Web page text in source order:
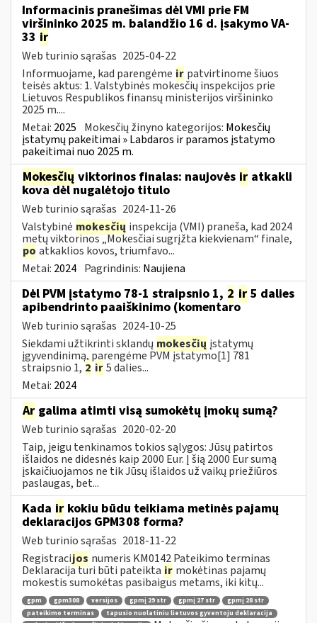
Informacinis pranešimas dėl VMI prie FM
viršininko 2025 m. balandžio 16 d. įsakymo VA-
33 ir
Web turinio sąrašas 2025-04-22
Informuojame, kad parengėme ir patvirtinome šiuos
teisės aktus: 1. Valstybinės mokesčių inspekcijos prie
Lietuvos Respublikos finansų ministerijos viršininko
2025 m....
Metai: 2025 Mokesčių žinyno kategorijos: Mokesčių
įstatymų pakeitimai » Labdaros ir paramos įstatymo
pakeitimai nuo 2025 m.
Mokesčių viktorinos finalas: naujovės ir atkakli
kova dėl nugalėtojo titulo
Web turinio sąrašas 2024-11-26
Valstybinė mokesčių inspekcija (VMI) praneša, kad 2024
metų viktorinos „Mokesčiai sugrįžta kiekvienam“ finale,
po atkaklios kovos, triumfavo...
Metai: 2024 Pagrindinis: Naujiena
Dėl PVM įstatymo 78-1 straipsnio 1, 2 ir 5 dalies
apibendrinto paaiškinimo (komentaro
Web turinio sąrašas 2024-10-25
Siekdami užtikrinti sklandų mokesčių įstatymų
įgyvendinimą, parengėme PVM įstatymo[1] 781
straipsnio 1, 2 ir5 dalies...
Metai: 2024
Ar galima atimti visą sumokėtų įmokų sumą?
Web turinio sąrašas 2020-02-20
Taip, jeigu tenkinamos tokios sąlygos: Jūsų patirtos
išlaidos ne didesnės kaip 2000 Eur. Į šią 2000 Eur sumą
įskaičiuojamos ne tik Jūsų išlaidos už vaikų priežiūros
paslaugas, bet...
Kada ir kokiu būdu teikiama metinės pajamų
deklaracijos GPM308 forma?
Web turinio sąrašas 2018-11-22
Registracijos numeris KM0142 Pateikimo terminas
Deklaracija turi būti pateikta ir mokėtinas pajamų
mokestis sumokėtas pasibaigus metams, iki kitų...
gpm gpm308 versijos gpmį 29 str gpmį 27 str
gpmį 28 str
pateikimo terminas
tapusio nuolatiniu lietuvos gyventoju deklaracija